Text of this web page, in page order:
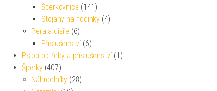
Šperkovnice (141)
Stojany na hodinky (4)
Pera a diáře (6)
Příslušenství (6)
Psací potřeby a příslušenství (1)
Šperky (407)
Náhrdelníky (28)